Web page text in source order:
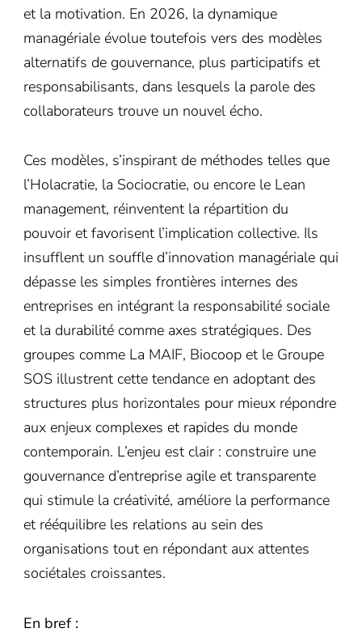
et la motivation. En 2026, la dynamique
managériale évolue toutefois vers des modèles
alternatifs de gouvernance, plus participatifs et
responsabilisants, dans lesquels la parole des
collaborateurs trouve un nouvel écho.
Ces modèles, s’inspirant de méthodes telles que
l’Holacratie, la Sociocratie, ou encore le Lean
management, réinventent la répartition du
pouvoir et favorisent l’implication collective. Ils
insufflent un souffle d’innovation managériale qui
dépasse les simples frontières internes des
entreprises en intégrant la responsabilité sociale
et la durabilité comme axes stratégiques. Des
groupes comme La MAIF, Biocoop et le Groupe
SOS illustrent cette tendance en adoptant des
structures plus horizontales pour mieux répondre
aux enjeux complexes et rapides du monde
contemporain. L’enjeu est clair : construire une
gouvernance d’entreprise agile et transparente
qui stimule la créativité, améliore la performance
et rééquilibre les relations au sein des
organisations tout en répondant aux attentes
sociétales croissantes.
En bref :